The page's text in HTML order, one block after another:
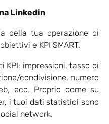
Linkedin
della tua operazione di
e KPI SMART.
KPI: impressioni, tasso di
condivisione, numero
ecc. Proprio come su
i tuoi dati statistici sono
network.